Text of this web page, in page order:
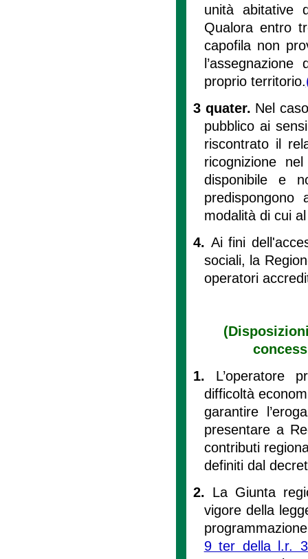
unità abitative
Qualora entro
capofila non
proprio territorio.
3 quater. Nel
pubblico ai
riscontrato il
ricognizione
disponibile e
predispongono
modalità di cui
4. Ai fini
sociali, la
operatori
1. L’operatore
difficoltà
garantire
presentare a
contributi
definiti dal
2. La Giunta
vigore della
9 ter della l.r.